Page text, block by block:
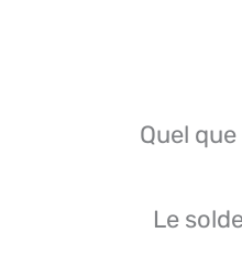
Quel
Le